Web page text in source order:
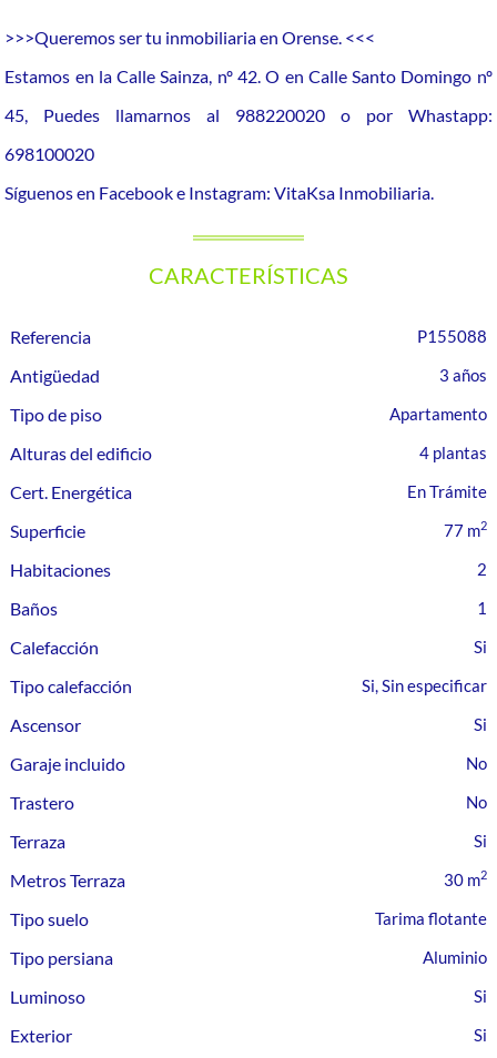
>>>Queremos ser tu inmobiliaria en Orense. <<<
Estamos en la Calle Sainza, nº 42. O en Calle Santo Domingo nº
45, Puedes llamarnos al 988220020 o por Whastapp:
698100020
Síguenos en Facebook e Instagram: VitaKsa Inmobiliaria.
CARACTERÍSTICAS
Referencia P155088
Antigüedad 3 años
Tipo de piso Apartamento
Alturas del edificio 4 plantas
Cert. Energética En Trámite
Superficie 77 m2
Habitaciones 2
Baños 1
Calefacción
Tipo calefacción
Si, Sin especificar
Ascensor
Garaje incluido
Trastero
Terraza
Metros Terraza
30 m2
Tipo suelo Tarima flotante
Tipo persiana Aluminio
Luminoso
Exterior